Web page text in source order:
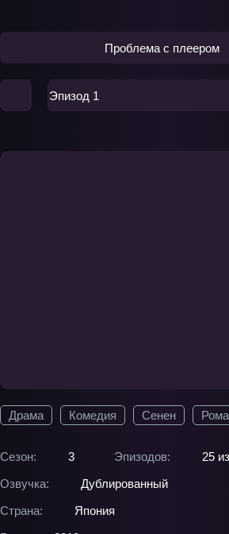
Драма Комедия Сенен
Сезон: 3 Эпизодов:
25
Озвучка:
Дублированный
Страна:
Япония
Проблема с плеером
Эпизод 1